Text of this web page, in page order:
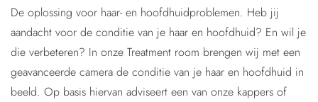
De oplossing voor haar- en hoofdhuidproblemen. Heb jij
aandacht voor de conditie van je haar en hoofdhuid? En wil je
die verbeteren? In onze Treatment room brengen wij met een
geavanceerde camera de conditie van je haar en hoofdhuid in
beeld. Op basis hiervan adviseert een van onze kappers of